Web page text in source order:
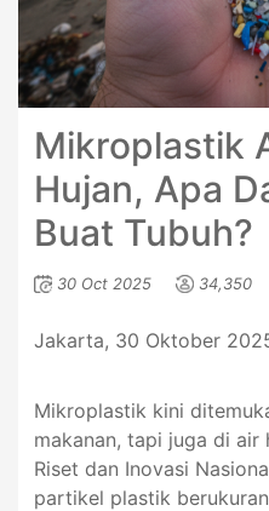
Mikroplastik
Hujan, Apa
Buat Tubuh?
30 Oct 2025 34,350
Jakarta, 30 Oktober
Mikroplastik kini
makanan, tapi juga di air
Riset dan Inovasi
partikel plastik